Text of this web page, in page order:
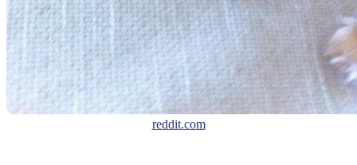
reddit.com